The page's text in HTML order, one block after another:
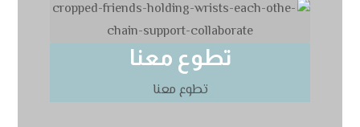
تطوع معنا
تطوع معنا